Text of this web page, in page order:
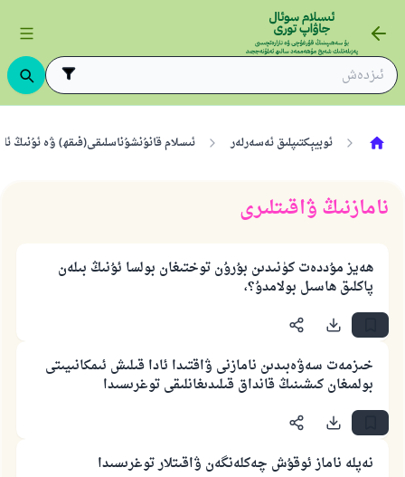
ئوبيېكتىپلىق ئەسەرلەر ئىسلام قانۇنشۇناسلىقى(فىقھ) ۋە ئۇنىڭ
نامازنىڭ ۋاقىتلىرى
ھەيز مۇددەت كۈنىدىن بۇرۇن توختىغان بولسا ئۇنىڭ بىلەن
پاكلىق ھاسىل بولامدۇ؟،
خىزمەت سەۋەبىدىن نامازنى ۋاقتىدا ئادا قىلىش ئىمكانىيىتى
بولمىغان كىشىنىڭ قانداق قىلىدىغانلىقى توغرىسىدا
نەپلە ناماز ئوقۇش چەكلەنگەن ۋاقىتلار توغرىسىدا